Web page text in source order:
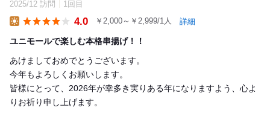
2025/12 訪問 1回目
4.0 ￥2,000～￥2,999/1人 詳細
ユニモールで楽しむ本格串揚げ！！
あけましておめでとうございます。
今年もよろしくお願いします。
皆様にとって、2026年が幸多き実りある年になりますよう、心よ
りお祈り申し上げます。